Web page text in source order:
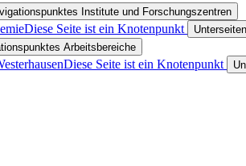
Institute und Forschungszentren
Diese Seite ist ein Knotenpunkt
Arbeitsbereiche
Diese Seite ist ein Knotenpunkt